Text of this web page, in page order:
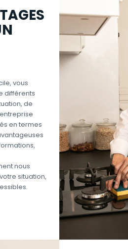
vous
différents
de
en termes
nous
situation,